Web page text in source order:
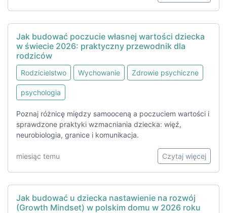
Jak budować poczucie własnej wartości dziecka
w świecie 2026: praktyczny przewodnik dla
rodziców
Rodzicielstwo Wychowanie Zdrowie psychiczne
psychologia
Poznaj różnicę między samooceną a poczuciem wartości i
sprawdzone praktyki wzmacniania dziecka: więź,
neurobiologia, granice i komunikacja.
miesiąc temu Czytaj więcej
Jak budować u dziecka nastawienie na rozwój
(Growth Mindset) w polskim domu w 2026 roku